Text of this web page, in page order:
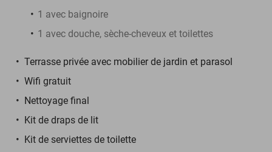
1 avec baignoire
1 avec douche, sèche-cheveux et toilettes
Terrasse privée avec mobilier de jardin et parasol
Wifi gratuit
Nettoyage final
Kit de draps de lit
Kit de serviettes de toilette